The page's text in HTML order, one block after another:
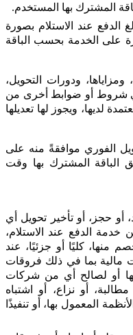
المشترك بها المستخدم.
عند الاستلام بصورة
على الخدمة بحسب الباقة
ودورات التحويل،
شروط أو ضوابط أخرى من
لديها، ويجوز لها تعديلها
الفوري موافقةً منه على
الباقة المشترك بها وقت
أو حجز، أو تأخير تحويل أي
الدفع عند الاستلام،
منها، كليًا أو جزئيًا، عند
مالية بما في ذلك فروقات
أو لصالح أي من شركات
أو نزاع، أو اشتباه
المعمول بها، أو تنفيذًا